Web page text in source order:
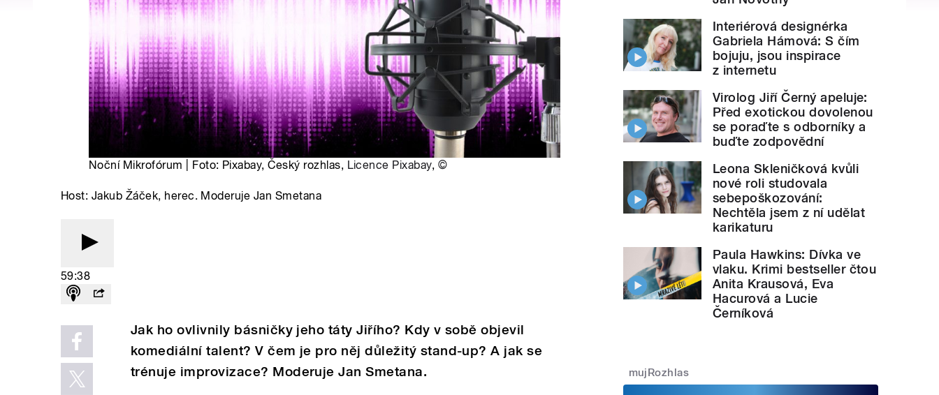
Noční Mikrofórum | Foto: Pixabay, Český rozhlas, Licence Pixabay, ©
Host: Jakub Žáček, herec. Moderuje Jan Smetana
59:38
Jak ho ovlivnily básničky jeho táty Jiřího? Kdy v sobě objevil
komediální talent? V čem je pro něj důležitý stand-up? A jak se
trénuje improvizace? Moderuje Jan Smetana.
Interiérová designérka
Gabriela Hámová: S čím
bojuju, jsou inspirace
z internetu
Virolog Jiří Černý apeluje:
Před exotickou dovolenou
se poraďte s odborníky a
buďte zodpovědní
Leona Skleničková kvůli
nové roli studovala
sebepoškozování:
Nechtěla jsem z ní udělat
karikaturu
Paula Hawkins: Dívka ve
vlaku. Krimi bestseller čtou
Anita Krausová, Eva
Hacurová a Lucie
Černíková
mujRozhlas